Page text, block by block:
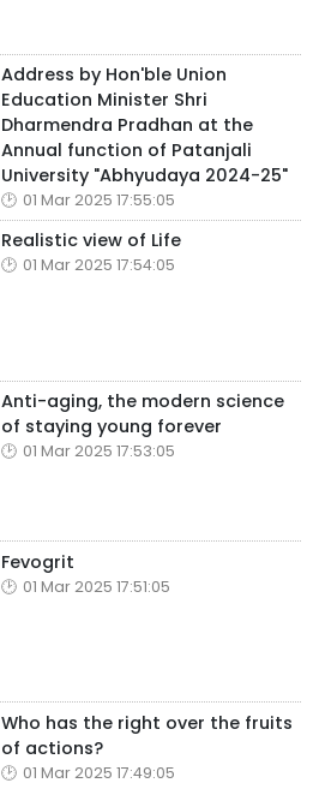
Address by Hon'ble Union
Education Minister Shri
Dharmendra Pradhan at the
Annual function of Patanjali
University "Abhyudaya 2024-25"
01 Mar 2025 17:55:05
Realistic view of Life
01 Mar 2025 17:54:05
Anti-aging, the modern science
of staying young forever
01 Mar 2025 17:53:05
Fevogrit
01 Mar 2025 17:51:05
Who has the right over the fruits
of actions?
01 Mar 2025 17:49:05